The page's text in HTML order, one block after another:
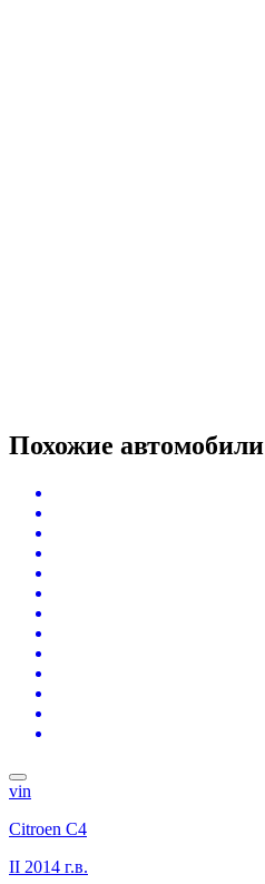
Похожие автомобили
vin
Citroen C4
II 2014 г.в.